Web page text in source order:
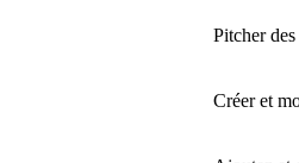
Pitcher
Créer et